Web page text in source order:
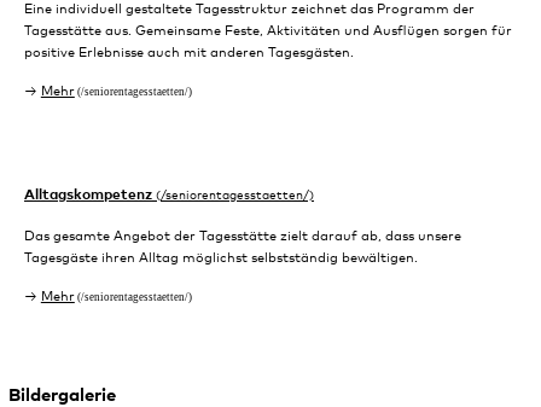
Eine individuell gestaltete Tagesstruktur zeichnet das Programm der
Tagesstätte aus. Gemeinsame Feste, Aktivitäten und Ausflügen sorgen für
positive Erlebnisse auch mit anderen Tagesgästen.
Mehr
Alltagskompetenz
Das gesamte Angebot der Tagesstätte zielt darauf ab, dass unsere
Tagesgäste ihren Alltag möglichst selbstständig bewältigen.
Mehr
Bildergalerie